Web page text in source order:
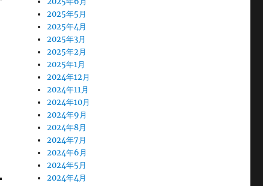
2025年5月
2025年4月
2025年3月
2025年2月
2025年1月
2024年12月
2024年11月
2024年10月
2024年9月
2024年8月
2024年7月
2024年6月
2024年5月
2024年4月